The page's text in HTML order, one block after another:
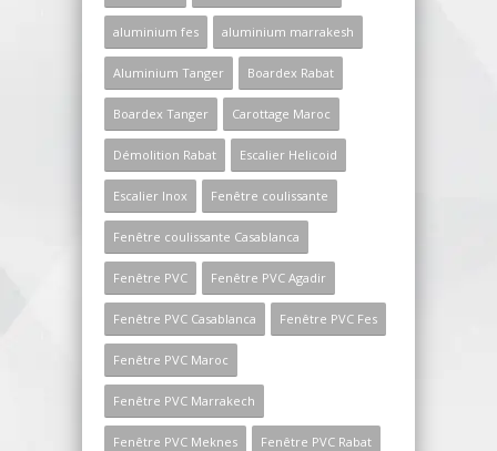
aluminium fes aluminium marrakesh
Aluminium Tanger Boardex Rabat
Boardex Tanger Carottage Maroc
Démolition Rabat Escalier Helicoid
Escalier Inox Fenêtre coulissante
Fenêtre coulissante Casablanca
Fenêtre PVC Fenêtre PVC Agadir
Fenêtre PVC Casablanca Fenêtre PVC Fes
Fenêtre PVC Maroc
Fenêtre PVC Marrakech
Fenêtre PVC Meknes Fenêtre PVC Rabat